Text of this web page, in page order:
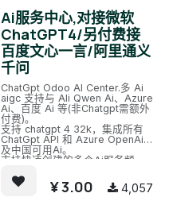
IndexNow API提交url网页、博
客、产品等内容更新
5. 百度专属优化。通过百度站长
API提交url网页、博客、产品等内
容更新
6. 全自动提交网站更新，包括产
品页、博客新闻页、一般网页等
应）。一键即可设置
7. Odoo全站特殊优化，增补重要
页面的SEO设置，如电商类目/博
客类别等关键页
Ai服务中心,对接微软
ChatGPT4/另付费接
百度文心一言/阿里通义
千问
ChatGpt Odoo AI Center.多 Ai
aigc 支持与 Ali Qwen Ai、Azure
Ai、百度 Ai 等(非Chatgpt需额外
付费)。
支持 chatgpt 4 32k，集成所有
ChatGpt API 和 Azure OpenAi
及中国可用Ai。
支持快速创建的多个Ai服务频
保持历史场景。
¥3.00 4,057